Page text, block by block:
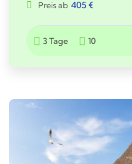
Preis ab 405 €
3 Tage 10